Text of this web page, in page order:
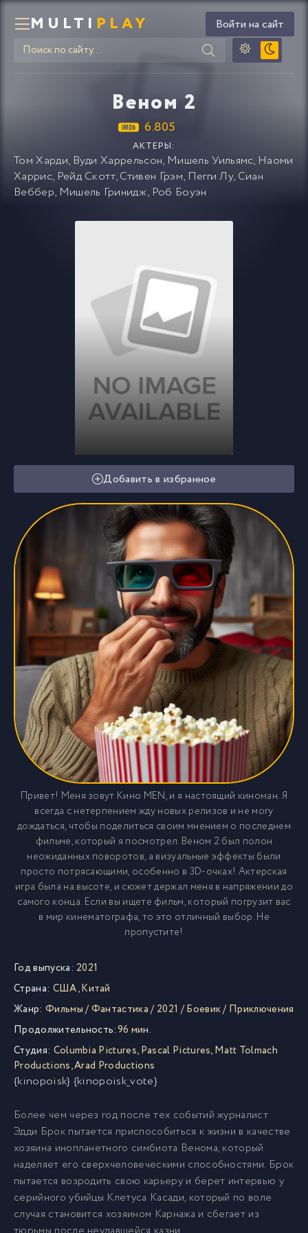
MULTI PLAY Войти на сайт
Веном 2
6.805
АКТЕРЫ:
Том Харди, Вуди Харрельсон, Мишель Уильямс, Наоми
Харрис, Рейд Скотт,Стивен Грэм, Пегги Лу, Сиан
Веббер, Мишель Гринидж, Роб Боуэн
Добавить в избранное
Привет! Меня зовут Кино MEN, и я настоящий киноман. Я
всегда с нетерпением жду новых релизов и не могу
дождаться, чтобы поделиться своим мнением о последнем
фильме, который я посмотрел. Веном 2 был полон
неожиданных поворотов, а визуальные эффекты были
просто потрясающими, особенно в 3D-очках! Актерская
игра была на высоте, и сюжет держал меня в напряжении до
самого конца. Если вы ищете фильм, который погрузит вас
в мир кинематографа, то это отличный выбор. Не
пропустите!
Год выпуска: 2021
Страна: США,Китай
Жанр: Фильмы/Фантастика/ 2021 /Боевик/ Приключения
Продолжительность:96 мин.
Студия: Columbia Pictures,Pascal Pictures,Matt Tolmach
Productions,Arad Productions
{kinopoisk} {kinopoisk_vote}
Более чем через год после тех событий журналист
Эдди Брок пытается приспособиться к жизни в качестве
хозяина инопланетного симбиота Венома, который
наделяет его сверхчеловеческими способностями. Брок
пытается возродить свою карьеру и берет интервью у
серийного убийцы Клетуса Касади, который по воле
случая становится хозяином Карнажа и сбегает из